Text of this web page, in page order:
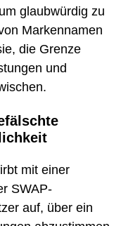
glaubwürdig zu
Markennamen
die Grenze
und
mit einer
SWAP-
auf, über ein